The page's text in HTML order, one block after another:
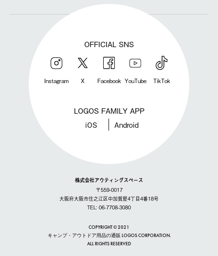
OFFICIAL SNS
Instagram X Facebook YouTube TikTok
LOGOS FAMILY APP
iOS Android
株式会社アウティングスペース
〒559-0017
大阪府大阪市住之江区中加賀屋4丁目4番18号
TEL: 06-7708-3080
COPYRIGHT © 2021
キャンプ・アウトドア用品の通販 LOGOS CORPORATION.
ALL RIGHTS RESERVED